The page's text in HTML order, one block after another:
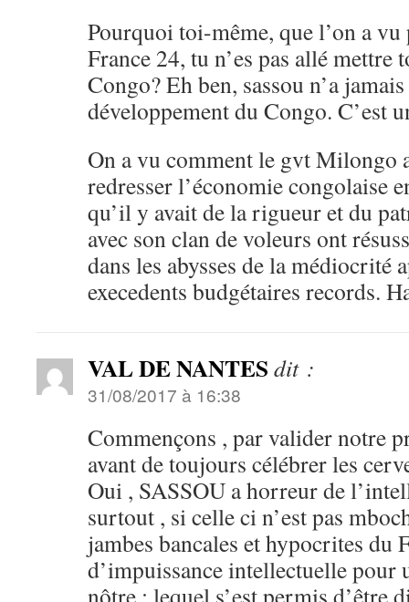
Pourquoi toi-même, que l’on a
France 24, tu n’es pas allé mettre
Congo? Eh ben, sassou n’a
développement du Congo. C’est
On a vu comment le gvt Milongo
redresser l’économie congolaise
qu’il y avait de la rigueur et du
avec son clan de voleurs ont
dans les abysses de la médiocrité
execedents budgétaires records.
VAL DE NANTES dit :
31/08/2017 à 16:38
Commençons , par valider notre
avant de toujours célébrer les
Oui , SASSOU a horreur de
surtout , si celle ci n’est pas
jambes bancales et hypocrites du
d’impuissance intellectuelle pour